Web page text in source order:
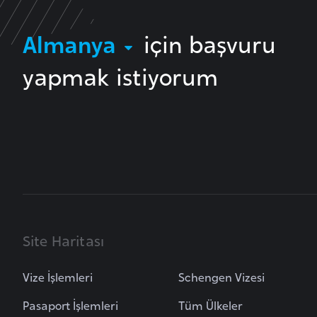
Almanya
için başvuru
yapmak istiyorum
Site Haritası
Vize İşlemleri
Pasaport İşlemleri
Schengen Vizesi
Tüm Ülkeler
B
e
a
i
a